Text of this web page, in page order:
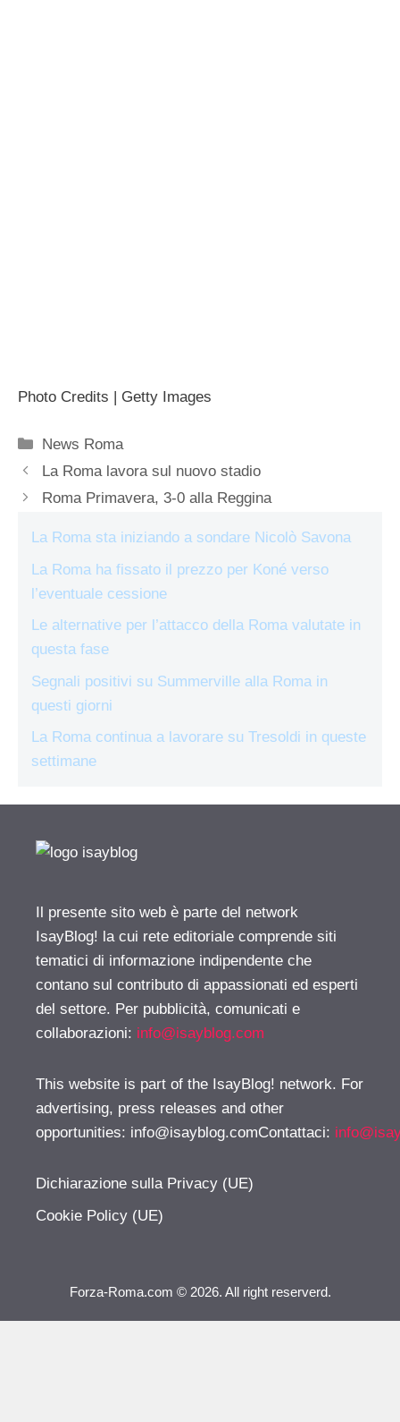
Photo Credits | Getty Images
Categorie
News Roma
La Roma lavora sul nuovo stadio
Roma Primavera, 3-0 alla Reggina
La Roma sta iniziando a sondare Nicolò Savona
La Roma ha fissato il prezzo per Koné verso
l’eventuale cessione
Le alternative per l’attacco della Roma valutate in
questa fase
Segnali positivi su Summerville alla Roma in
questi giorni
La Roma continua a lavorare su Tresoldi in queste
settimane
Il presente sito web è parte del network
IsayBlog! la cui rete editoriale comprende siti
tematici di informazione indipendente che
contano sul contributo di appassionati ed esperti
del settore. Per pubblicità, comunicati e
collaborazioni: info@isayblog.com
This website is part of the IsayBlog! network. For
advertising, press releases and other
opportunities: info@isayblog.comContattaci:
Dichiarazione sulla Privacy (UE)
Cookie Policy (UE)
Forza-Roma.com © 2026. All right reserverd.